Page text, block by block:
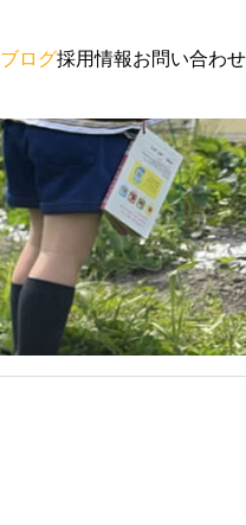
ブログ採用情報お問い合わせ
園からの